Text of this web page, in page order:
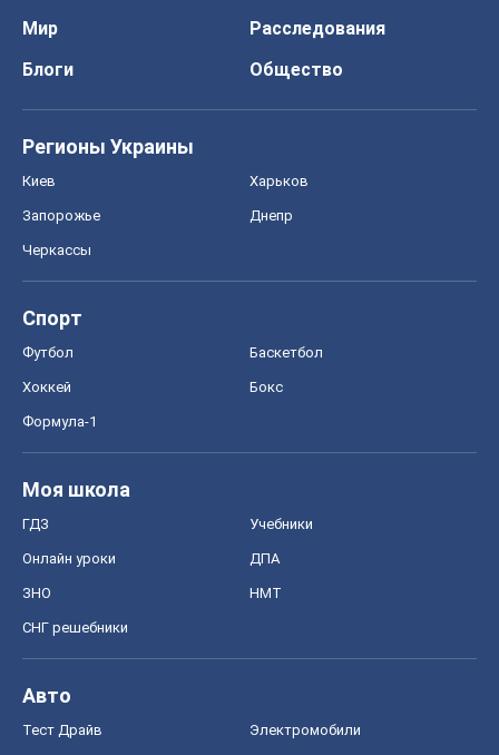
Мир
Расследования
Блоги
Общество
Регионы Украины
Киев Харьков
Запорожье Днепр
Черкассы
Спорт
Футбол Баскетбол
Хоккей Бокс
Формула-1
Моя школа
ГДЗ Учебники
Онлайн уроки ДПА
ЗНО НМТ
СНГ решебники
Авто
Тест Драйв Электромобили